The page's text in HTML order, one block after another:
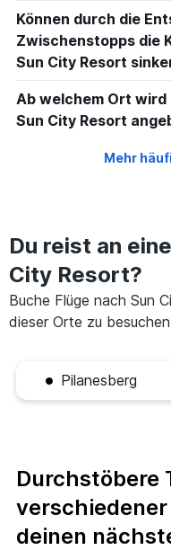
Können durch die
Zwischenstopps die
Sun City Resort
Ab welchem Ort
Sun City Resort
Mehr
Du reist an
City Resort?
Buche Flüge nach Sun
dieser Orte zu
Pilanesberg
Durchstöbere
deinen